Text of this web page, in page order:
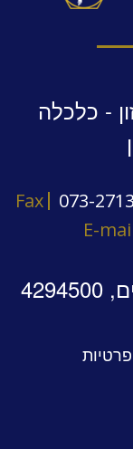
- כלכלה
Fax 073-
E-